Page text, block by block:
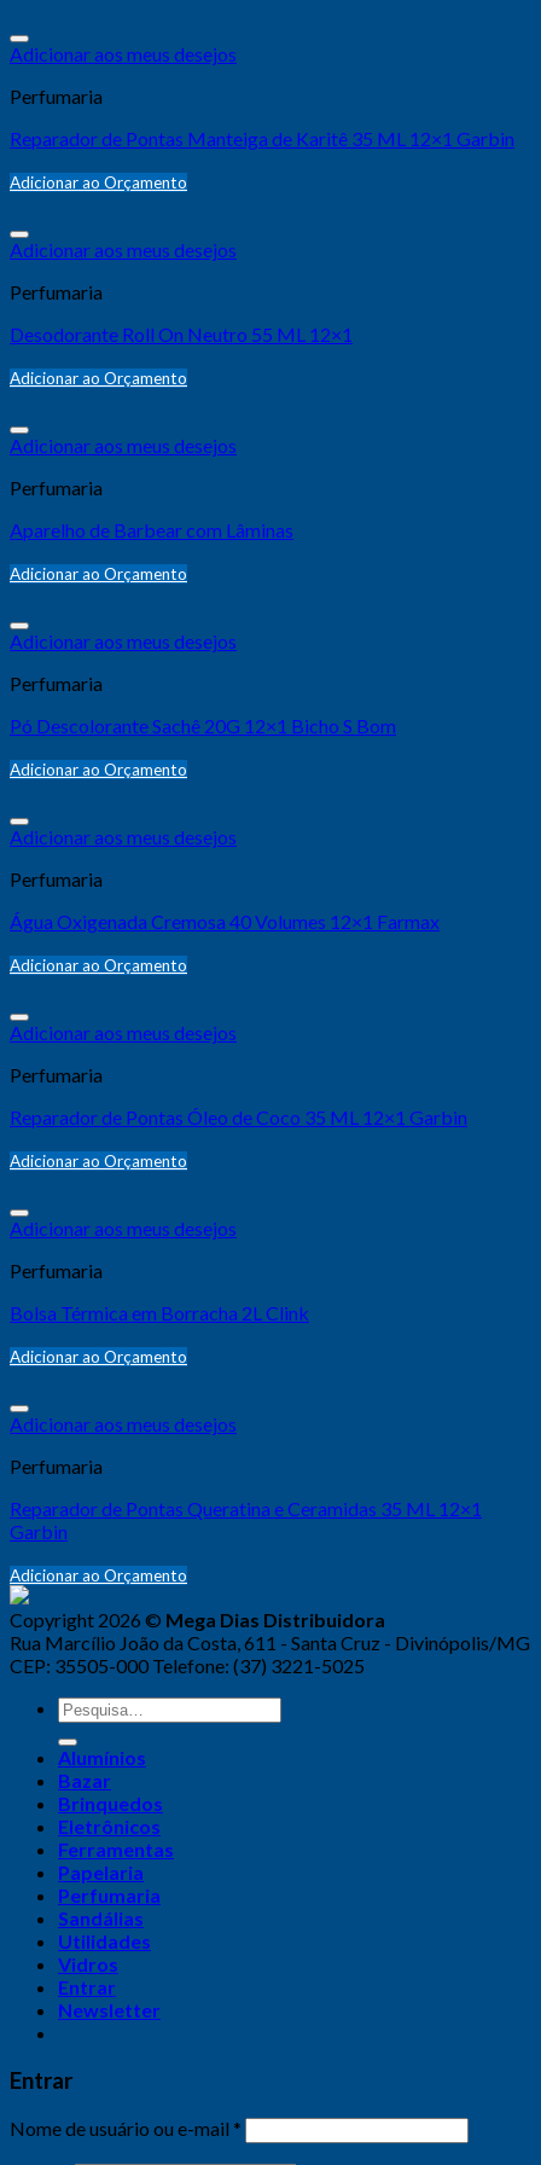
Adicionar aos meus desejos
Perfumaria
Reparador de Pontas Manteiga de Karitê 35 ML 12×1 Garbin
Adicionar ao Orçamento
Adicionar aos meus desejos
Perfumaria
Desodorante Roll On Neutro 55 ML 12×1
Adicionar ao Orçamento
Adicionar aos meus desejos
Perfumaria
Aparelho de Barbear com Lâminas
Adicionar ao Orçamento
Adicionar aos meus desejos
Perfumaria
Pó Descolorante Sachê 20G 12×1 Bicho S Bom
Adicionar ao Orçamento
Adicionar aos meus desejos
Perfumaria
Água Oxigenada Cremosa 40 Volumes 12×1 Farmax
Adicionar ao Orçamento
Adicionar aos meus desejos
Perfumaria
Reparador de Pontas Óleo de Coco 35 ML 12×1 Garbin
Adicionar ao Orçamento
Adicionar aos meus desejos
Perfumaria
Bolsa Térmica em Borracha 2L Clink
Adicionar ao Orçamento
Adicionar aos meus desejos
Perfumaria
Reparador de Pontas Queratina e Ceramidas 35 ML 12×1
Garbin
Adicionar ao Orçamento
Copyright 2026 © Mega Dias Distribuidora
Rua Marcílio João da Costa, 611 - Santa Cruz - Divinópolis/MG
CEP: 35505-000 Telefone: (37) 3221-5025
Alumínios
Bazar
Brinquedos
Eletrônicos
Ferramentas
Papelaria
Perfumaria
Sandálias
Utilidades
Vidros
Entrar
Newsletter
Entrar
Nome de usuário ou e-mail *